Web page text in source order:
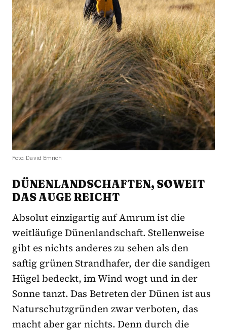
Foto: David Emrich
DÜNENLANDSCHAFTEN, SOWEIT
DAS AUGE REICHT
Absolut einzigartig auf Amrum ist die
weitläuﬁge Dünenlandschaft. Stellenweise
gibt es nichts anderes zu sehen als den
saftig grünen Strandhafer, der die sandigen
Hügel bedeckt, im Wind wogt und in der
Sonne tanzt. Das Betreten der Dünen ist aus
Naturschutzgründen zwar verboten, das
macht aber gar nichts. Denn durch die